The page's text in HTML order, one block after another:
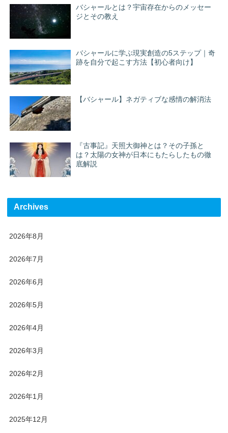
バシャールとは？宇宙存在からのメッセー
ジとその教え
バシャールに学ぶ現実創造の5ステップ｜奇
跡を自分で起こす方法【初心者向け】
【バシャール】ネガティブな感情の解消法
『古事記』天照大御神とは？その子孫と
は？太陽の女神が日本にもたらしたもの徹
底解説
Archives
2026年8月
2026年7月
2026年6月
2026年5月
2026年4月
2026年3月
2026年2月
2026年1月
2025年12月